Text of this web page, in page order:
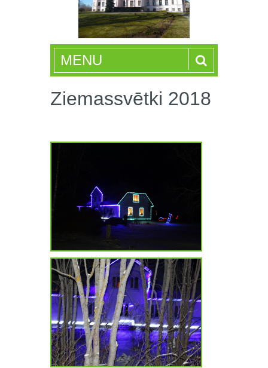
MENU
Ziemassvētki 2018